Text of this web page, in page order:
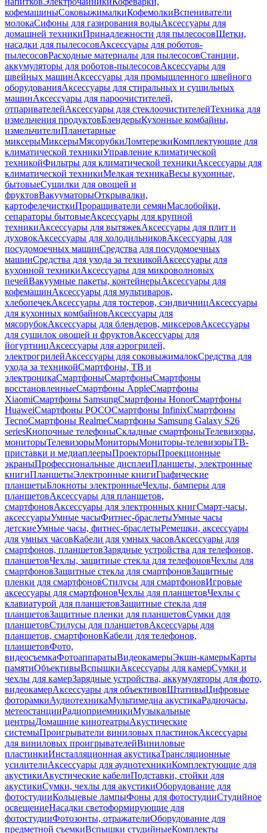
кофемашиныСоковыжималкиКофемолкиВспениватели
молокаСифоны для газирования водыАксессуары для
домашней техникиПринадлежности для пылесосовЩетки,
насадки для пылесосовАксессуары для роботов-
пылесосовРасходные материалы для пылесосовСтанции,
аккумуляторы для роботов-пылесосовАксессуары для
швейных машинАксессуары для промышленного швейного
оборудованияАксессуары для стиральных и сушильных
машинАксессуары для пароочистителей,
отпаривателейАксессуары для стеклоочистителейТехника для
измельчения продуктовБлендерыКухонные комбайны,
измельчителиПланетарные
миксерыМиксерыМясорубкиЛомтерезкиКомплектующие для
климатической техникиУправление климатической
техникойФильтры для климатической техникиАксессуары для
климатической техникиМелкая техникаВесы кухонные,
бытовыеСушилки для овощей и
фруктовВакууматорыОткрывалки,
картофелечисткиПроращиватели семянМаслобойки,
сепараторы бытовыеАксессуары для крупной
техникиАксессуары для вытяжекАксессуары для плит и
духовокАксессуары для холодильниковАксессуары для
посудомоечных машинСредства для посудомоечных
машинСредства для ухода за техникойАксессуары для
кухонной техникиАксессуары для микроволновых
печейВакуумные пакеты, контейнерыАксессуары для
кофемашинАксессуары для мультиварок,
хлебопечекАксессуары для тостеров, сэндвичницАксессуары
для кухонных комбайновАксессуары для
мясорубокАксессуары для блендеров, миксеровАксессуары
для сушилок овощей и фруктовАксессуары для
йогуртницАксессуары для аэрогрилей,
электрогрилейАксессуары для соковыжималокСредства для
ухода за техникойСмартфоны, ТВ и
электроникаСмартфоныСмартфоныСмартфоны
восстановленныеСмартфоны AppleСмартфоны
XiaomiСмартфоны SamsungСмартфоны HonorСмартфоны
HuaweiСмартфоны POCOСмартфоны InfinixСмартфоны
TecnoСмартфоны RealmeСмартфоны Samsung Galaxy S26
seriesКнопочные телефоныСкладные смартфоныТелевизоры,
мониторыТелевизорыМониторыМониторы-телевизорыТВ-
приставки и медиаплеерыПроекторыПроекционные
экраныПрофессиональные дисплеиПланшеты, электронные
книгиПланшетыЭлектронные книгиГрафические
планшетыБлокноты электронныеЧехлы, бамперы для
планшетовАксессуары для планшетов,
смартфоновАксессуары для электронных книгСмарт-часы,
аксессуарыУмные часыФитнес-браслетыУмные часы
детскиеУмные часы, фитнес-браслетыРемешки, аксессуары
для умных часовКабели для умных часовАксессуары для
смартфонов, планшетовЗарядные устройства для телефонов,
планшетовЧехлы, защитные стекла для телефоновЧехлы для
смартфоновЗащитные стекла для смартфоновЗащитные
пленки для смартфоновСтилусы для смартфоновИгровые
аксессуары для смартфоновЧехлы для планшетовЧехлы с
клавиатурой для планшетовЗащитные стекла для
планшетовЗащитные пленки для планшетовСумки для
планшетовСтилусы для планшетовАксессуары для
планшетов, смартфоновКабели для телефонов,
планшетовФото,
видеосъемкаФотоаппаратыВидеокамерыЭкшн-камерыКарты
памятиОбъективыВспышкиАксессуары для камерСумки и
чехлы для камерЗарядные устройства, аккумуляторы для фото,
видеокамерАксессуары для объективовШтативыЦифровые
фоторамкиАудиотехникаМультимедиа акустикаРадиочасы,
метеостанцииРадиоприемникиМузыкальные
центрыДомашние кинотеатрыАкустические
системыПроигрыватели виниловых пластинокАксессуары
для виниловых проигрывателейВиниловые
пластинкиИнсталляционная акустикаТрансляционные
усилителиАксессуары для аудиотехникиКомплектующие для
акустикиАкустические кабелиПодставки, стойки для
акустикиСумки, чехлы для акустикиОборудование для
фотостудииКольцевые лампыФоны для фотостудииСтудийное
освещениеНасадки светоформирующие для
фотостудииФотозонты, отражателиОборудование для
предметной съемкиВспышки студийныеКомплекты